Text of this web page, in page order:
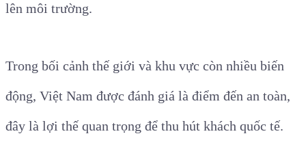
lên môi trường.
Trong bối cảnh thế giới và khu vực còn nhiều biến
động, Việt Nam được đánh giá là điểm đến an toàn,
đây là lợi thế quan trọng để thu hút khách quốc tế.